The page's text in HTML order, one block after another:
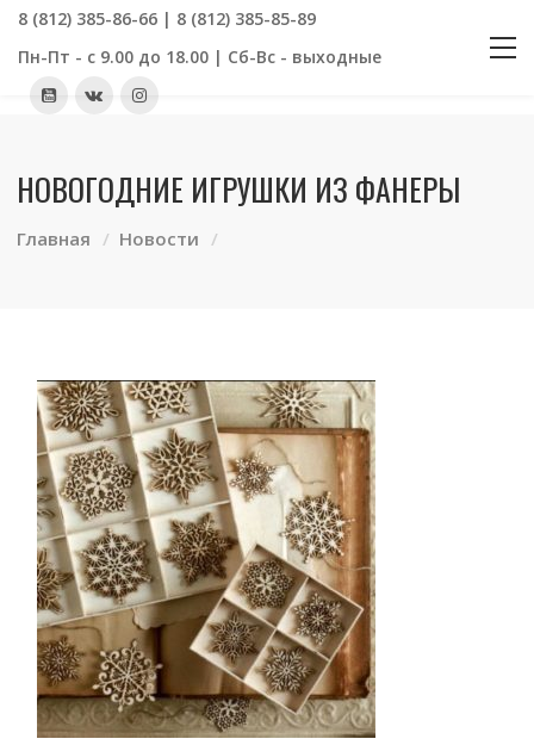
8 (812) 385-86-66 | 8 (812) 385-85-89
Пн-Пт - с 9.00 до 18.00 | Сб-Вс - выходные
НОВОГОДНИЕ ИГРУШКИ ИЗ ФАНЕРЫ
Главная Новости